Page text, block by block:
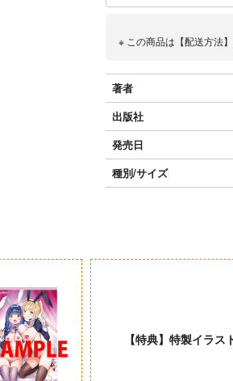
※ この商品は【配送方法
著者
出版社
発売日
種別/サイズ
【特典】特製イラス